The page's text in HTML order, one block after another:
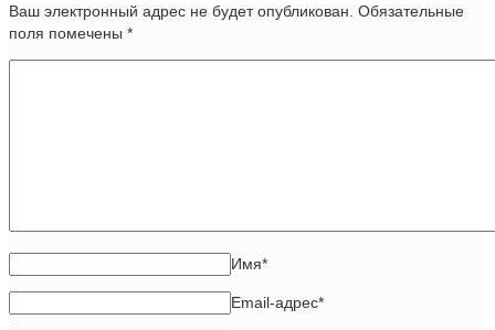
Ваш электронный адрес не будет опубликован. Обязательные
поля помечены *
Имя*
Email-адрес*